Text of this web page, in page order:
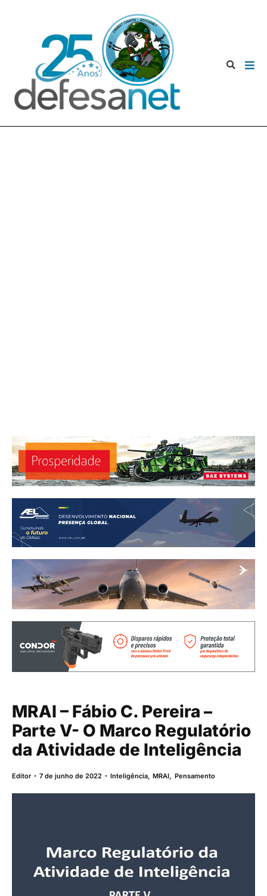
MRAI – Fábio C. Pereira –
Parte V- O Marco Regulatório
da Atividade de Inteligência
Editor 7 de junho de 2022 Inteligência,MRAI, Pensamento